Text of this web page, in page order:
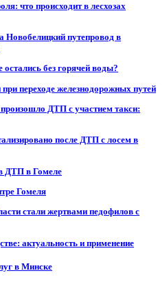
что происходит в лесхозах
Новобелицкий путепровод в
без горячей воды?
переходе железнодорожных путей
ДТП с участием такси:
после ДТП с лосем в
ДТП в Гомеле
Гомеля
стали жертвами педофилов с
актуальность и применение
в Минске